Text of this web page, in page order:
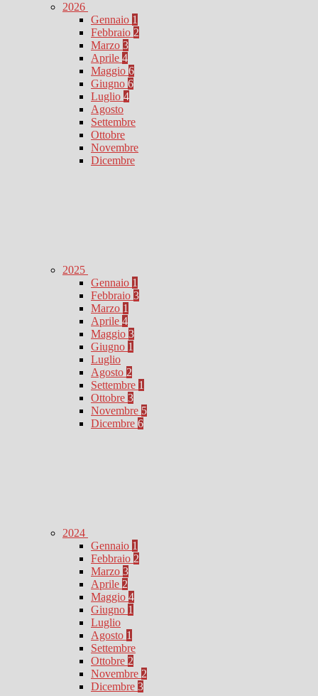
2026
Gennaio 1
Febbraio 2
Marzo 3
Aprile 4
Maggio 6
Giugno 6
Luglio 4
Agosto
Settembre
Ottobre
Novembre
Dicembre
2025
Gennaio 1
Febbraio 3
Marzo 1
Aprile 4
Maggio 3
Giugno 1
Luglio
Agosto 2
Settembre 1
Ottobre 3
Novembre 5
Dicembre 6
2024
Gennaio 1
Febbraio 2
Marzo 3
Aprile 2
Maggio 4
Giugno 1
Luglio
Agosto 1
Settembre
Ottobre 2
Novembre 2
Dicembre 3